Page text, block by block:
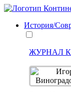
История/
ЖУРНАЛ